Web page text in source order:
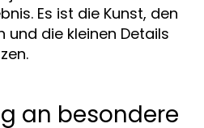
Es ist die Kunst, den
und die kleinen Details
an besondere